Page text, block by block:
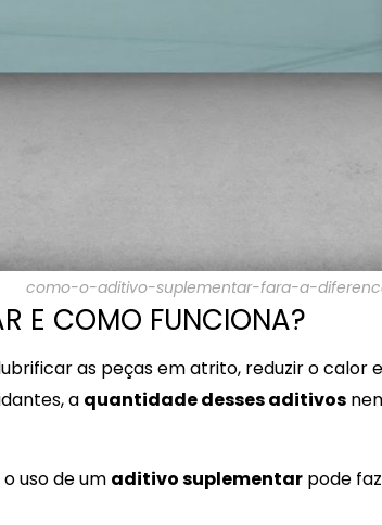
como-o-aditivo-suplementar-fara-a-
E COMO FUNCIONA?
as peças em atrito, reduzir o
a quantidade desses aditivos
uso de um aditivo suplementar pode